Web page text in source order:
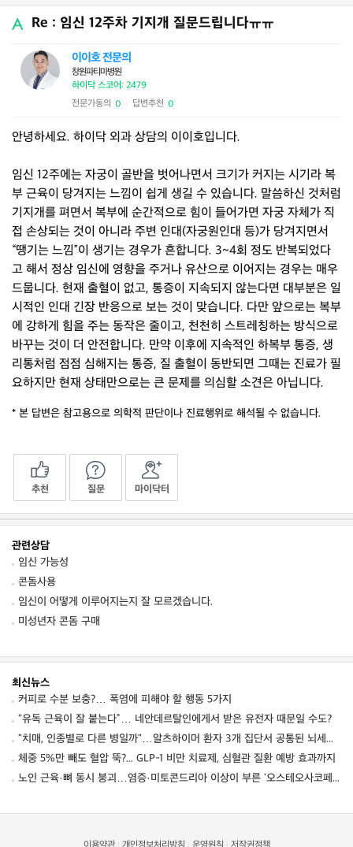
Re : 임신 12주차 기지개 질문드립니다ㅠㅠ
이이호 전문의
창원파티마병원
하이닥 스코어: 2479
전문가동의 0 답변추천 0
안녕하세요. 하이닥 외과 상담의 이이호입니다.
임신 12주에는 자궁이 골반을 벗어나면서 크기가 커지는 시기라 복
부 근육이 당겨지는 느낌이 쉽게 생길 수 있습니다. 말씀하신 것처럼
기지개를 펴면서 복부에 순간적으로 힘이 들어가면 자궁 자체가 직
접 손상되는 것이 아니라 주변 인대(자궁원인대 등)가 당겨지면서
“땡기는 느낌”이 생기는 경우가 흔합니다. 3~4회 정도 반복되었다
고 해서 정상 임신에 영향을 주거나 유산으로 이어지는 경우는 매우
드뭅니다. 현재 출혈이 없고, 통증이 지속되지 않는다면 대부분은 일
시적인 인대 긴장 반응으로 보는 것이 맞습니다. 다만 앞으로는 복부
에 강하게 힘을 주는 동작은 줄이고, 천천히 스트레칭하는 방식으로
바꾸는 것이 더 안전합니다. 만약 이후에 지속적인 하복부 통증, 생
리통처럼 점점 심해지는 통증, 질 출혈이 동반되면 그때는 진료가 필
요하지만 현재 상태만으로는 큰 문제를 의심할 소견은 아닙니다.
* 본 답변은 참고용으로 의학적 판단이나 진료행위로 해석될 수 없습니다.
추천 질문 마이닥터
관련상담
임신 가능성
콘돔사용
임신이 어떻게 이루어지는지 잘 모르겠습니다.
미성년자 콘돔 구매
최신뉴스
커피로 수분 보충?… 폭염에 피해야 할 행동 5가지
"유독 근육이 잘 붙는다”… 네안데르탈인에게서 받은 유전자 때문일 수도?
"치매, 인종별로 다른 병일까"…알츠하이머 환자 3개 집단서 공통된 뇌세포 이상 발견
체중 5%만 빼도 혈압 뚝?... GLP-1 비만 치료제, 심혈관 질환 예방 효과까지
노인 근육·뼈 동시 붕괴…염증·미토콘드리아 이상이 부른 '오스테오사코페니아' 경고